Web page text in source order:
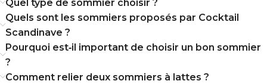
Quel type de sommier choisir ?
Quels sont les sommiers proposés par Cocktail
Scandinave ?
Pourquoi est‑il important de choisir un bon sommier
?
Comment relier deux sommiers à lattes ?